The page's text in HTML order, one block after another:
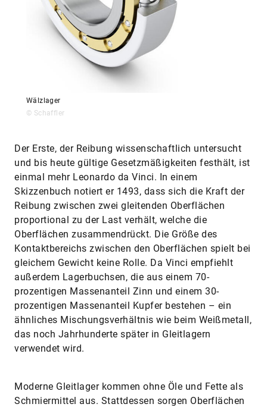
Wälzlager
© Schaffler
Der Erste, der Reibung wissenschaftlich untersucht
und bis heute gültige Gesetzmäßigkeiten festhält, ist
einmal mehr Leonardo da Vinci. In einem
Skizzenbuch notiert er 1493, dass sich die Kraft der
Reibung zwischen zwei gleitenden Oberflächen
proportional zu der Last verhält, welche die
Oberflächen zusammendrückt. Die Größe des
Kontaktbereichs zwischen den Oberflächen spielt bei
gleichem Gewicht keine Rolle. Da Vinci empfiehlt
außerdem Lagerbuchsen, die aus einem 70-
prozentigen Massenanteil Zinn und einem 30-
prozentigen Massenanteil Kupfer bestehen – ein
ähnliches Mischungsverhältnis wie beim Weißmetall,
das noch Jahrhunderte später in Gleitlagern
verwendet wird.
Moderne Gleitlager kommen ohne Öle und Fette als
Schmiermittel aus. Stattdessen sorgen Oberflächen